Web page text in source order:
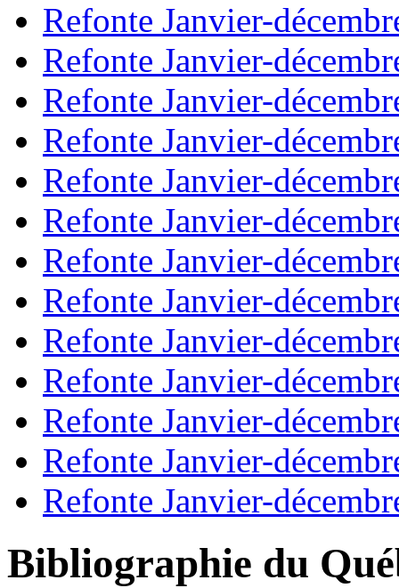
Refonte Janvier-
Refonte Janvier-
Refonte Janvier-
Refonte Janvier-
Refonte Janvier-
Refonte Janvier-
Refonte Janvier-
Refonte Janvier-
Refonte Janvier-
Refonte Janvier-
Refonte Janvier-
Refonte Janvier-
Refonte Janvier-
Bibliographie du